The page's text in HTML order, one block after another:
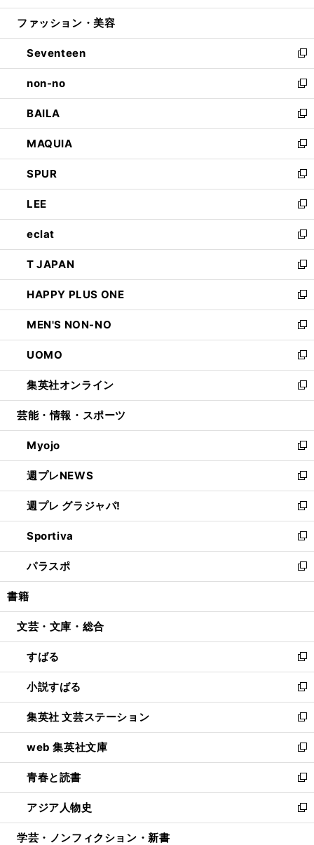
開
ウ
開
く
ン
ウ
で
開
く
ウ
ン
ド
ウ
で
開
く
ファッション・美容
Seventeen
新
し
い
ウ
ィ
ン
ド
ウ
で
開
く
non-no
新
し
い
ウ
ィ
ン
ド
ウ
で
開
く
BAILA
新
し
い
ウ
ィ
ン
ド
ウ
で
開
く
MAQUIA
新
し
い
ウ
ィ
ン
ド
ウ
で
開
く
SPUR
新
し
い
ウ
ィ
ン
ド
ウ
で
開
く
LEE
新
し
い
ウ
ィ
ン
ド
ウ
で
開
く
eclat
新
し
い
ウ
ィ
ン
ド
ウ
で
開
く
T JAPAN
新
し
い
ウ
ィ
ン
ド
ウ
で
開
HAPPY PLUS ONE
新
し
い
ウ
ィ
ン
ド
ウ
開
く
MEN'S NON-NO
新
し
い
ウ
ィ
ン
ウ
で
開
く
UOMO
新
し
い
ウ
ン
ド
ウ
で
開
く
集英社オンライン
新
し
ウ
ィ
ン
ド
ウ
で
開
く
芸能・情報・スポーツ
Myojo
新
し
い
ウ
ィ
ン
ド
ウ
で
開
週プレNEWS
新
し
い
ウ
ィ
ン
ド
ウ
開
週プレ グラジャパ!
新
し
い
ウ
ィ
ン
ウ
開
く
Sportiva
新
し
い
ウ
ン
ウ
で
開
く
パラスポ
新
し
ウ
ン
ド
ウ
で
開
く
書籍
文芸・文庫・総合
すばる
新
し
い
ウ
ィ
ン
ド
ウ
で
開
く
小説すばる
新
し
い
ウ
ィ
ン
ド
ウ
で
開
集英社 文芸ステーション
新
し
い
ウ
ィ
ン
ド
ウ
web 集英社文庫
新
し
い
ウ
ィ
ン
青春と読書
新
し
い
ウ
アジア人物史
新
し
学芸・ノンフィクション・新書